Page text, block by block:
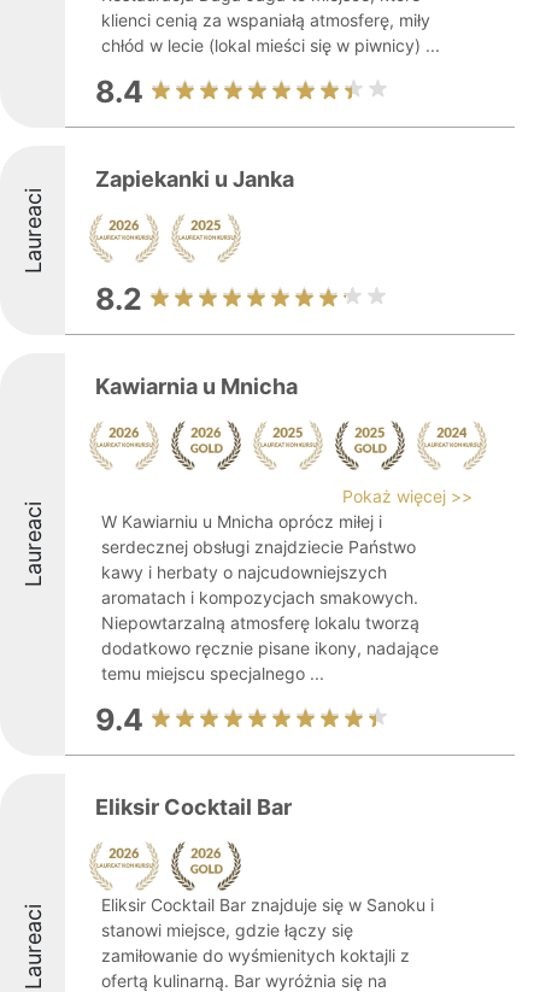
klienci cenią za wspaniałą atmosferę, miły
chłód w lecie (lokal mieści się w piwnicy) ...
8.4
Laureaci
Zapiekanki u Janka
8.2
Laureaci
Kawiarnia u Mnicha
Pokaż więcej >>
W Kawiarniu u Mnicha oprócz miłej i
serdecznej obsługi znajdziecie Państwo
kawy i herbaty o najcudowniejszych
aromatach i kompozycjach smakowych.
Niepowtarzalną atmosferę lokalu tworzą
dodatkowo ręcznie pisane ikony, nadające
temu miejscu specjalnego ...
9.4
Laureaci
Eliksir Cocktail Bar
Eliksir Cocktail Bar znajduje się w Sanoku i
stanowi miejsce, gdzie łączy się
zamiłowanie do wyśmienitych koktajli z
ofertą kulinarną. Bar wyróżnia się na